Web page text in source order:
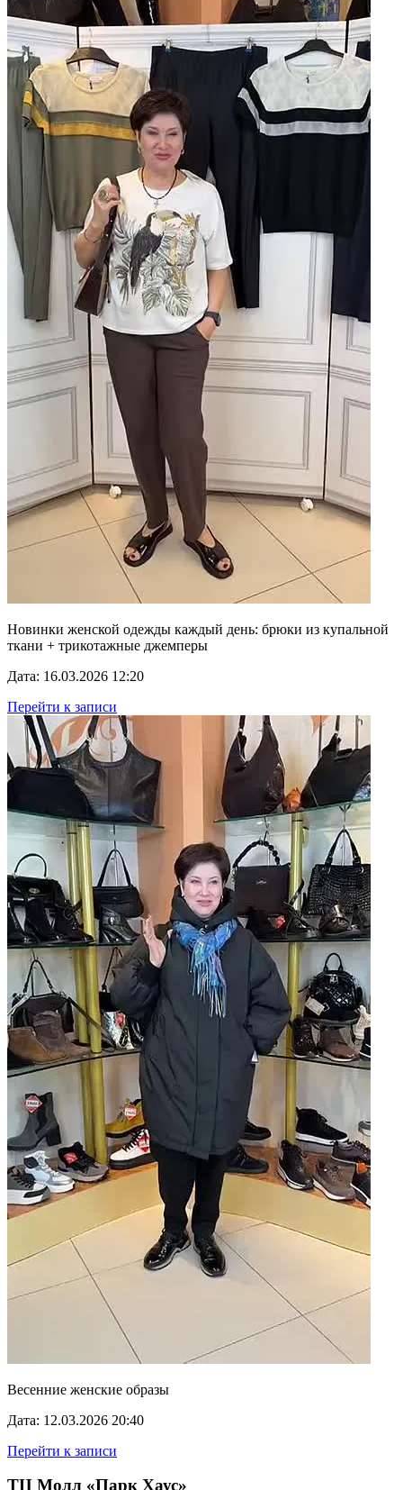
Новинки женской одежды каждый день: брюки из купальной
ткани + трикотажные джемперы
Дата: 16.03.2026 12:20
Перейти к записи
Весенние женские образы
Дата: 12.03.2026 20:40
Перейти к записи
ТЦ Молл «Парк Хаус»